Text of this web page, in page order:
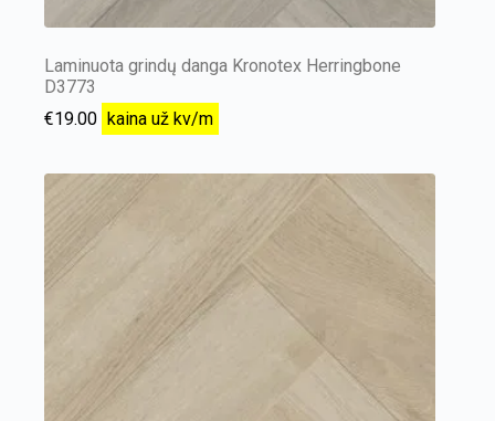
Laminuota grindų danga Kronotex Herringbone
D3773
€19.00 kaina už kv/m